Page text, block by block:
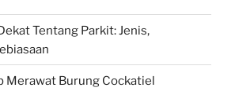
Tentang Parkit: Jenis,
Merawat Burung Cockatiel